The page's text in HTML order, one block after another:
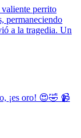
perrito
permaneciendo
a la tragedia. Un
¡es oro! 😍🤣 📹